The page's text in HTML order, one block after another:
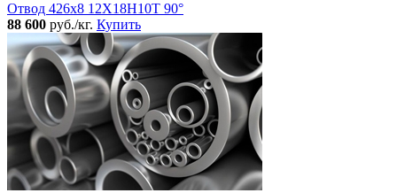
Отвод 426х8 12Х18Н10Т 90°
88 600 руб./кг. Купить